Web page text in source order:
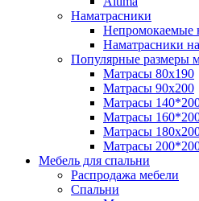
Наматрасники
Непромокаемые
Наматрасники
Популярные размеры
Матрасы 80x190
Матрасы 90x200
Матрасы
Матрасы
Матрасы
Матрасы
Мебель для спальни
Распродажа мебели
Спальни